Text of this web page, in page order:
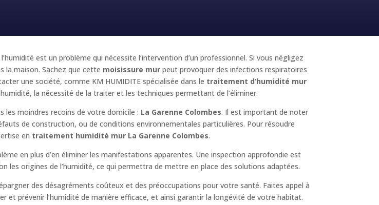
est un problème qui nécessite l’intervention d’un professionnel. Si vous négligez
la maison. Sachez que cette moisissure mur peut provoquer des infections respiratoires
une société, comme KM HUMIDITE spécialisée dans le traitement d’humidité mur
la nécessité de la traiter et les techniques permettant de l’éliminer.
les moindres recoins de votre domicile : La Garenne Colombes. Il est important de noter
de construction, ou de conditions environnementales particulières. Pour résoudre
en traitement humidité mur La Garenne Colombes.
en plus d’en éliminer les manifestations apparentes. Une inspection approfondie est
les origines de l’humidité, ce qui permettra de mettre en place des solutions adaptées.
des désagréments coûteux et des préoccupations pour votre santé. Faites appel à
et prévenir l’humidité de manière efficace, et ainsi garantir la longévité de votre habitat.